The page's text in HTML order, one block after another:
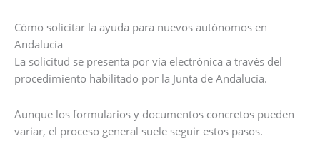
Cómo solicitar la ayuda para nuevos autónomos en
Andalucía
La solicitud se presenta por vía electrónica a través del
procedimiento habilitado por la Junta de Andalucía.
Aunque los formularios y documentos concretos pueden
variar, el proceso general suele seguir estos pasos.